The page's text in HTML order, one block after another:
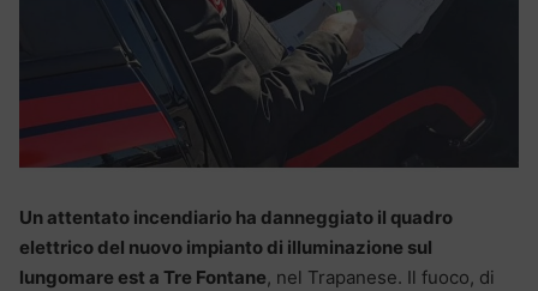
Un attentato incendiario ha danneggiato il quadro
elettrico del nuovo impianto di illuminazione sul
lungomare est a Tre Fontane, nel Trapanese. Il fuoco, di